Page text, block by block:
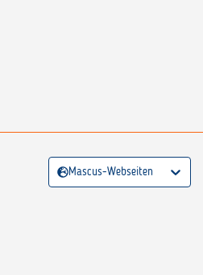
Mascus-Webseiten